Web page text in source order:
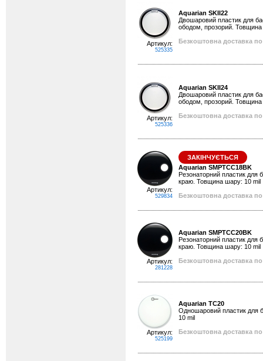
Артикул:
525335
Aquarian SKII22
Двошаровий пластик для
ободом, прозорий.
Безкоштовна доставка по
Артикул:
525336
Aquarian SKII24
Двошаровий пластик для
ободом, прозорий.
Безкоштовна доставка по
Артикул:
529834
ЗАКІНЧУЄТЬСЯ
Aquarian SMPTCC18BK
Резонаторний пластик для
краю. Товщина шару: 10 mil
Безкоштовна доставка по
Артикул:
281228
Aquarian SMPTCC20BK
Резонаторний пластик для
краю. Товщина шару: 10 mil
Безкоштовна доставка по
Артикул:
525199
Aquarian TC20
Одношаровий пластик для
10 mil
Безкоштовна доставка по